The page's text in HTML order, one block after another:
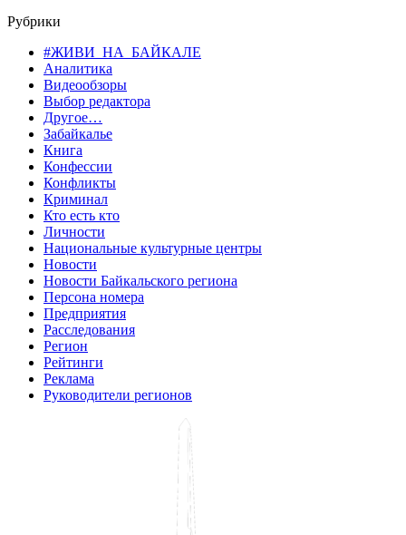
Рубрики
#ЖИВИ_НА_БАЙКАЛЕ
Аналитика
Видеообзоры
Выбор редактора
Другое…
Забайкалье
Книга
Конфессии
Конфликты
Криминал
Кто есть кто
Личности
Национальные культурные центры
Новости
Новости Байкальского региона
Персона номера
Предприятия
Расследования
Регион
Рейтинги
Реклама
Руководители регионов